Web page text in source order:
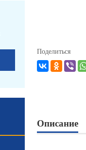
Поделиться
Описание